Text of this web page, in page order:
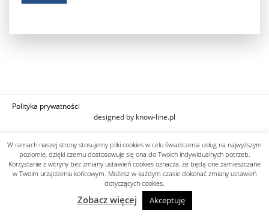
Polityka prywatności
designed by know-line.pl
W ramach naszej strony stosujemy pliki cookies w celu świadczenia usług na najwyższym
poziomie, dzięki czemu dostosowuje się ona do Twoich indywidualnych potrzeb.
Korzystanie z witryny bez zmiany ustawień cookies oznacza, że będą one zamieszczane
w Twoim urządzeniu końcowym. Możesz w każdym czasie dokonać zmiany ustawień
dotyczących cookies.
Zobacz więcej Akceptuję